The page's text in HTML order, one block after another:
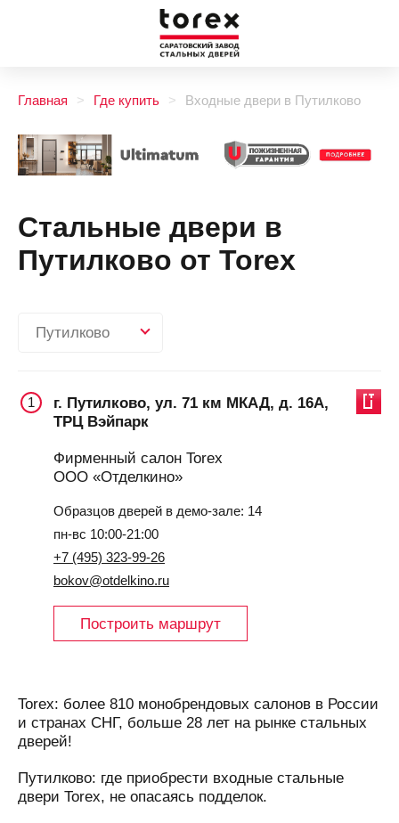
Главная Где купить Входные двери в Путилково
Стальные двери в
Путилково от Torex
Путилково
1
г. Путилково, ул. 71 км МКАД, д. 16А,
ТРЦ Вэйпарк
Фирменный салон Torex
ООО «Отделкино»
Образцов дверей в демо-зале: 14
пн-вс 10:00-21:00
+7 (495) 323-99-26
bokov@otdelkino.ru
Построить маршрут
Torex: более 810 монобрендовых салонов в России
и странах СНГ, больше 28 лет на рынке стальных
дверей!
Путилково: где приобрести входные стальные
двери Torex, не опасаясь подделок.